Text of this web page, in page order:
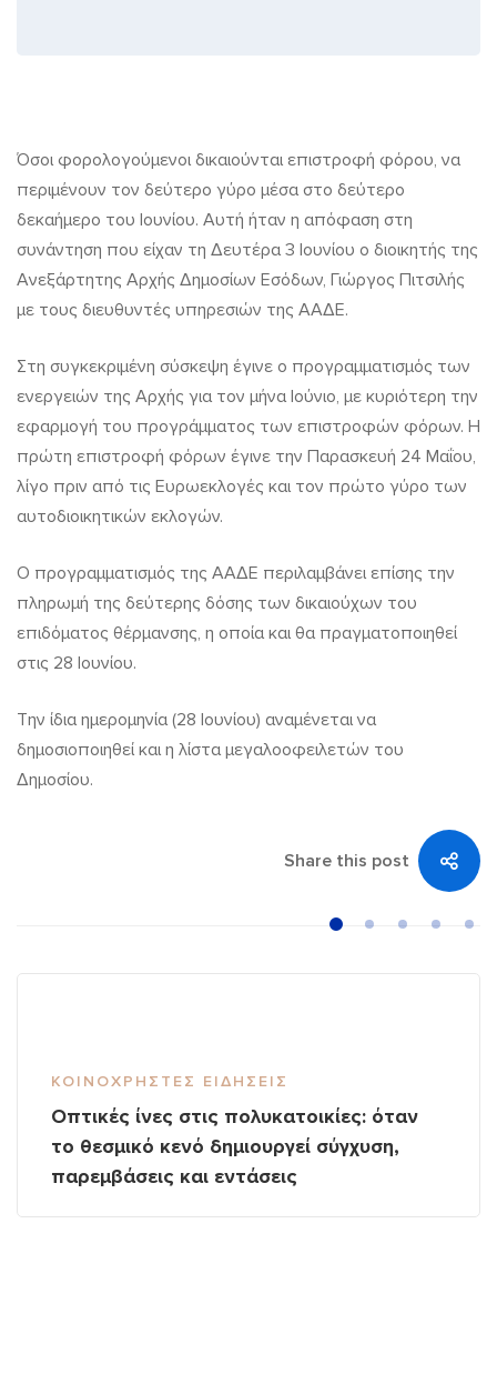
Πότε
καταβάλλονται
επιστροφή
φόρου
και
επίδομα
θέρμανσης
μέσα
στον
Ιούνιο
Όσοι φορολογούμενοι δικαιούνται επιστροφή φόρου, να
περιμένουν τον δεύτερο γύρο μέσα στο δεύτερο
δεκαήμερο του Ιουνίου. Αυτή ήταν η απόφαση στη
συνάντηση που είχαν τη Δευτέρα 3 Ιουνίου ο διοικητής της
Ανεξάρτητης Αρχής Δημοσίων Εσόδων, Γιώργος Πιτσιλής
με τους διευθυντές υπηρεσιών της ΑΑΔΕ.
Στη συγκεκριμένη σύσκεψη έγινε ο προγραμματισμός των
ενεργειών της Αρχής για τον μήνα Ιούνιο, με κυριότερη την
εφαρμογή του προγράμματος των επιστροφών φόρων. Η
πρώτη επιστροφή φόρων έγινε την Παρασκευή 24 Μαΐου,
λίγο πριν από τις Ευρωεκλογές και τον πρώτο γύρο των
αυτοδιοικητικών εκλογών.
Ο προγραμματισμός της ΑΑΔΕ περιλαμβάνει επίσης την
πληρωμή της δεύτερης δόσης των δικαιούχων του
επιδόματος θέρμανσης, η οποία και θα πραγματοποιηθεί
στις 28 Ιουνίου.
Την ίδια ημερομηνία (28 Ιουνίου) αναμένεται να
δημοσιοποιηθεί και η λίστα μεγαλοοφειλετών του
Δημοσίου.
Share this post
ΚΟΙΝΌΧΡΗΣΤΕΣ ΕΙΔΉΣΕΙΣ
Οπτικές ίνες στις πολυκατοικίες: όταν
το θεσμικό κενό δημιουργεί σύγχυση,
παρεμβάσεις και εντάσεις